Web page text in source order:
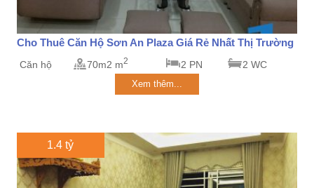
Cho Thuê Căn Hộ Sơn An Plaza Giá Rẻ Nhất Thị Trường
Căn hộ 70m2 m2 2 PN 2 WC
Xem thêm...
1.4 tỷ